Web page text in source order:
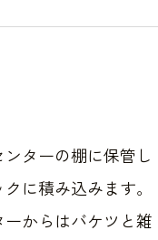
ターの棚に保管し
に積み込みます。
からはバケツと雑